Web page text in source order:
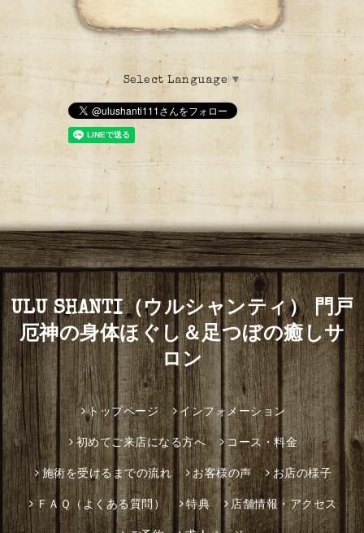
Select Language ▼
ULU SHANTI（ウルシャンティ） 門戸
厄神の身体ほぐし＆足つぼの癒しサ
ロン
トップページ インフォメーション
初めてご来店になる方へ コース・料金
施術を受けるまでの流れ お客様の声 お店の様子
ＦＡＱ（よくある質問） 特典 店舗情報・アクセス